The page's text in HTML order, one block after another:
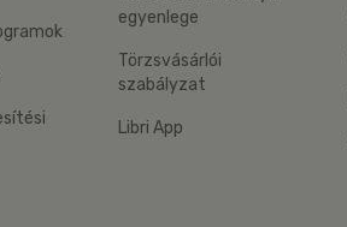
egyenlege
Törzsvásárlói
szabályzat
Libri App